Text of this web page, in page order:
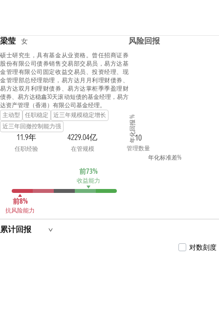
梁莹 女
硕士研究生，具有基金从业资格。曾任招商证券
股份有限公司债券销售交易部交易员，易方达基
金管理有限公司固定收益交易员、投资经理、现
金管理部总经理助理，易方达月月利理财债券、
易方达双月利理财债券、易方达掌柜季季盈理财
债券、易方达稳鑫30天滚动短债的基金经理，易方
达资产管理（香港）有限公司基金经理。
主动型
任职稳定
近三年规模稳定增长
近三年回撤控制能力强
11.9年
任职经验
4229.04亿
在管规模
10
管理数量
前73%
收益能力
前8%
抗风险能力
风险回报
年化回报 %
年化标准差%
累计回报
对数刻度